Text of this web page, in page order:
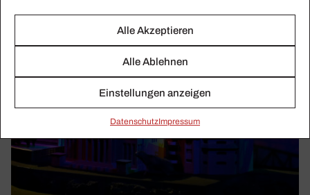
Alle Akzeptieren
Alle Ablehnen
Einstellungen anzeigen
Daten­schutzImpressum